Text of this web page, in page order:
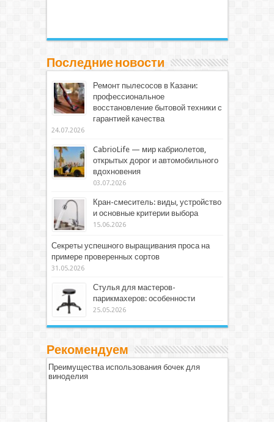
Последние новости
Ремонт пылесосов в Казани:
профессиональное
восстановление бытовой техники с
гарантией качества
24.07.2026
CabrioLife — мир кабриолетов,
открытых дорог и автомобильного
вдохновения
03.07.2026
Кран-смеситель: виды, устройство
и основные критерии выбора
15.06.2026
Секреты успешного выращивания проса на
примере проверенных сортов
31.05.2026
Стулья для мастеров-
парикмахеров: особенности
25.05.2026
Рекомендуем
Преимущества использования бочек для
виноделия